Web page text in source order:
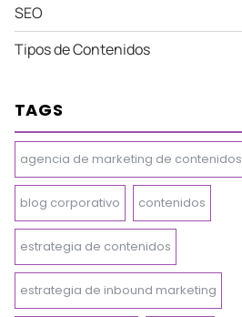
SEO
Tipos de Contenidos
TAGS
agencia de marketing de contenidos
blog corporativo contenidos
estrategia de contenidos
estrategia de inbound marketing